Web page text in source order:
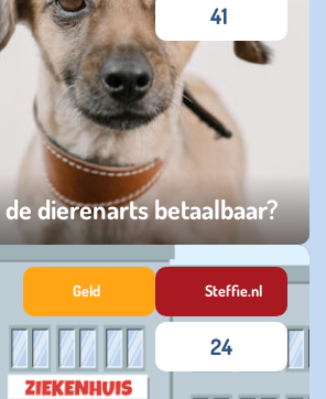
dierenarts betaalbaar?
41
Geld Steffie.nl
24